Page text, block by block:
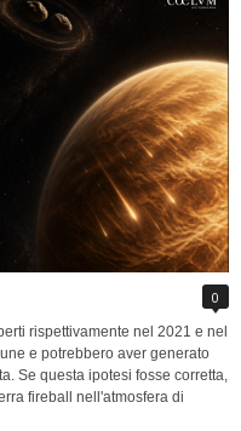
0
rispettivamente nel 2021 e nel
e potrebbero aver generato
Se questa ipotesi fosse corretta,
fireball nell'atmosfera di